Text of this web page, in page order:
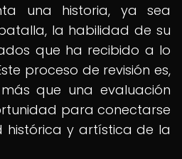
una historia, ya sea
la habilidad de su
que ha recibido a lo
proceso de revisión es,
que una evaluación
para conectarse
y artística de la